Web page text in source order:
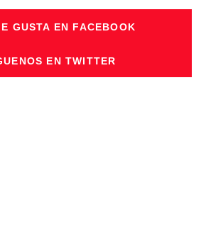
GUSTA EN FACEBOOK
EN TWITTER